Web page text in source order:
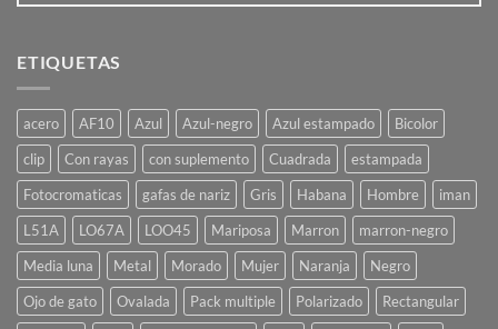
ETIQUETAS
acero AF10 Azul Azul-negro Azul estampado
Bicolor
clip
Con rayas con suplemento Cuadrada
estampada
Fotocromaticas
gafas de nariz Gris Habana Hombre
iman
L51A
LO67A LOO45 Mariposa Marron
marron-negro
Media luna
Metal Morado Mujer Naranja
Negro
Ojo de gato
Ovalada Pack multiple Polarizado
Rectangular